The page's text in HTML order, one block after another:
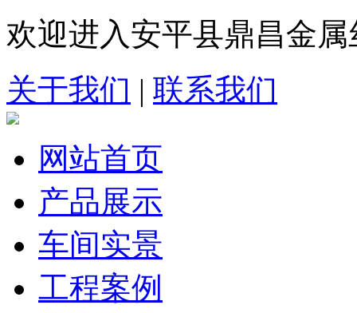
欢迎进入安平县鼎昌金
关于我们 | 联系我们
网站首页
产品展示
车间实景
工程案例